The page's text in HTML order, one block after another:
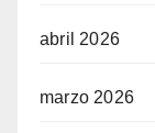
abril 2026
marzo 2026